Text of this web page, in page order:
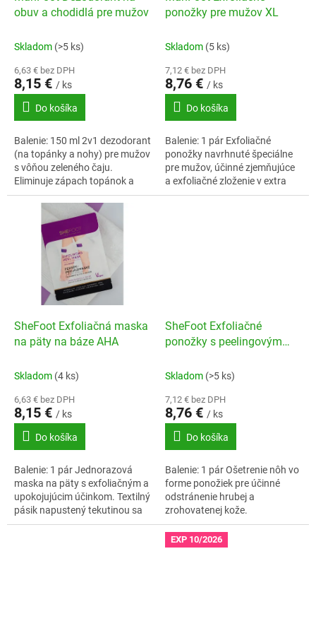
obuv a chodidlá pre mužov
Skladom (>5 ks)
6,63 € bez DPH
8,15 € / ks
Do košíka
Balenie: 150 ml 2v1 dezodorant
(na topánky a nohy) pre mužov
s vôňou zeleného čaju.
Eliminuje zápach topánok a
nôh už po jednom použití a
zabraňuje jeho výskytu.
Obsahuje...
ponožky pre mužov XL
Skladom (5 ks)
7,12 € bez DPH
8,76 € / ks
Do košíka
Balenie: 1 pár Exfoliačné
ponožky navrhnuté špeciálne
pre mužov, účinné zjemňujúce
a exfoliačné zloženie v extra
veľkej (XL) veľkosti.
SheFoot Exfoliačná maska
na päty na báze AHA
Skladom (4 ks)
6,63 € bez DPH
8,15 € / ks
Do košíka
Balenie: 1 pár Jednorazová
maska na päty s exfoliačným a
upokojujúcim účinkom. Textilný
pásik napustený tekutinou sa
aplikuje iba na zrohovatené
SheFoot Exfoliačné
ponožky s peelingovým
Skladom (>5 ks)
7,12 € bez DPH
8,76 € / ks
Do košíka
Balenie: 1 pár Ošetrenie nôh vo
forme ponožiek pre účinné
odstránenie hrubej a
zrohovatenej kože.
EXP 10/2026